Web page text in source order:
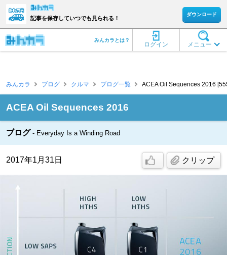
記事を保存していつでも見られる！
ダウンロード
メニュー
ログイン
みんカラとは？
みんカラ ブログ クルマ ブログ一覧 ACEA Oil Sequences 2016
ACEA Oil Sequences 2016
ブログ Everyday Is a Winding Road
2017年1月31日 クリップ